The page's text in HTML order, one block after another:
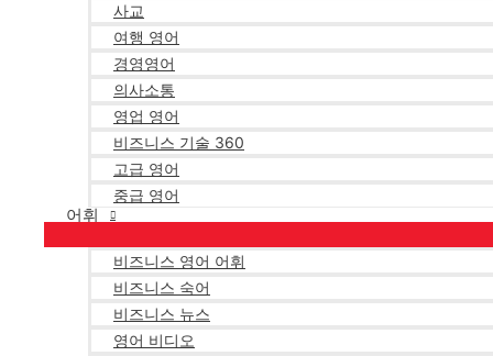
사교
여행 영어
경영영어
의사소통
영업 영어
비즈니스 기술 360
고급 영어
중급 영어
어휘
비즈니스 영어 어휘
비즈니스 숙어
비즈니스 뉴스
영어 비디오